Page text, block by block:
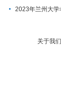
2023年兰州大
关于我们